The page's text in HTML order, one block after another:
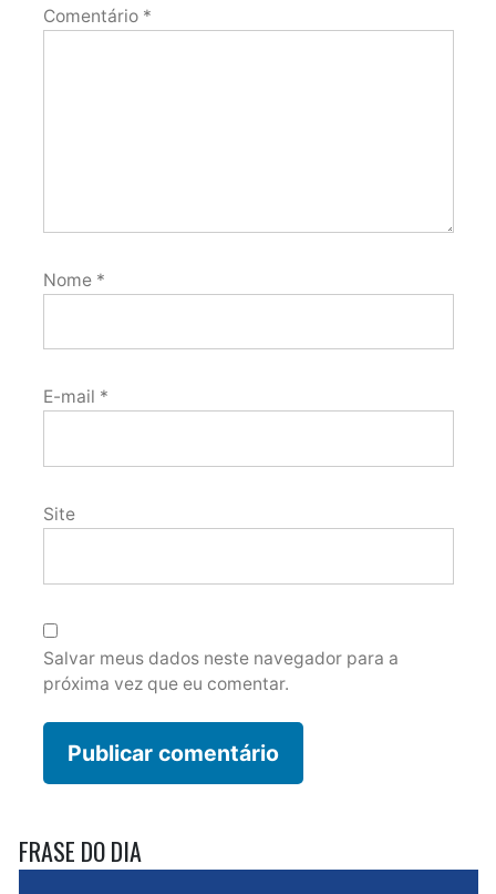
Comentário *
Nome *
E-mail *
Site
Salvar meus dados neste navegador para a
próxima vez que eu comentar.
FRASE DO DIA